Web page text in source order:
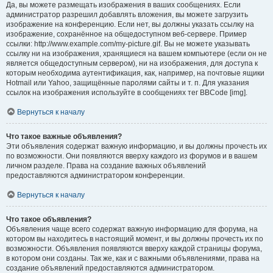
Да, вы можете размещать изображения в ваших сообщениях. Если
администратор разрешил добавлять вложения, вы можете загрузить
изображение на конференцию. Если нет, вы должны указать ссылку на
изображение, сохранённое на общедоступном веб-сервере. Пример
ссылки: http://www.example.com/my-picture.gif. Вы не можете указывать
ссылку ни на изображения, хранящиеся на вашем компьютере (если он не
является общедоступным сервером), ни на изображения, для доступа к
которым необходима аутентификация, как, например, на почтовые ящики
Hotmail или Yahoo, защищённые паролями сайты и т. п. Для указания
ссылок на изображения используйте в сообщениях тег BBCode [img].
Вернуться к началу
Что такое важные объявления?
Эти объявления содержат важную информацию, и вы должны прочесть их
по возможности. Они появляются вверху каждого из форумов и в вашем
личном разделе. Права на создание важных объявлений
предоставляются администратором конференции.
Вернуться к началу
Что такое объявления?
Объявления чаще всего содержат важную информацию для форума, на
котором вы находитесь в настоящий момент, и вы должны прочесть их по
возможности. Объявления появляются вверху каждой страницы форума,
в котором они созданы. Так же, как и с важными объявлениями, права на
создание объявлений предоставляются администратором.